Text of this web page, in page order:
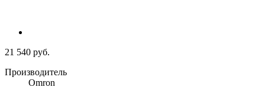
21 540 руб.
Производитель
Omron